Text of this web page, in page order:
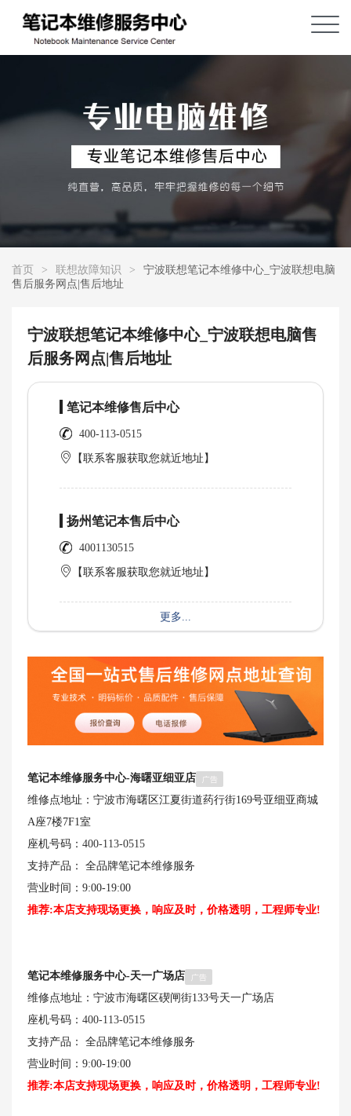
首页 > 联想故障知识 >
宁波联想笔记本维修中心_宁波联想电脑
售后服务网点|售后地址
宁波联想笔记本维修中心_宁波联想电脑售
后服务网点|售后地址
笔记本维修售后中心
400-113-0515
【联系客服获取您就近地址】
扬州笔记本售后中心
4001130515
【联系客服获取您就近地址】
更多...
笔记本维修服务中心-海曙亚细亚店
维修点地址：宁波市海曙区江夏街道药行街169号亚细亚商城
A座7楼7F1室
座机号码： 400-113-0515
支持产品： 全品牌笔记本维修服务
营业时间：9:00-19:00
推荐:本店支持现场更换，响应及时，价格透明，工程师专业!
笔记本维修服务中心-天一广场店
维修点地址：宁波市海曙区碶闸街133号天一广场店
座机号码： 400-113-0515
支持产品： 全品牌笔记本维修服务
营业时间：9:00-19:00
推荐:本店支持现场更换，响应及时，价格透明，工程师专业!